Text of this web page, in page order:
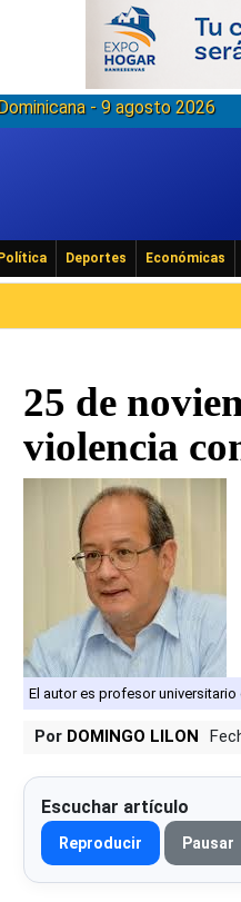
- 9 agosto 2026
Política Deportes Económicas
25 de
violencia
El autor es profesor
Por DOMINGO LILON
Escuchar artículo
Reproducir Pausar